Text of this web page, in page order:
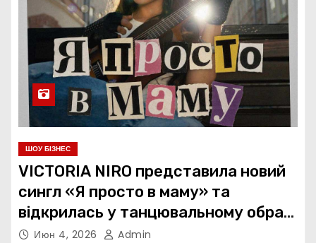
ШОУ БІЗНЕС
VICTORIA NIRO представила новий
сингл «Я просто в маму» та
відкрилась у танцювальному образі
в кліпі
Июн 4, 2026 Admin